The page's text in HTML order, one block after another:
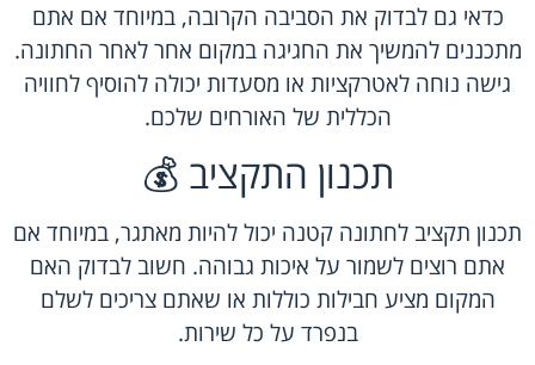
כדאי גם לבדוק את הסביבה הקרובה, במיוחד אם אתם
מתכננים להמשיך את החגיגה במקום אחר לאחר החתונה.
גישה נוחה לאטרקציות או מסעדות יכולה להוסיף לחוויה
הכללית של האורחים שלכם.
תכנון התקציב 💰
תכנון תקציב לחתונה קטנה יכול להיות מאתגר, במיוחד אם
אתם רוצים לשמור על איכות גבוהה. חשוב לבדוק האם
המקום מציע חבילות כוללות או שאתם צריכים לשלם
בנפרד על כל שירות.